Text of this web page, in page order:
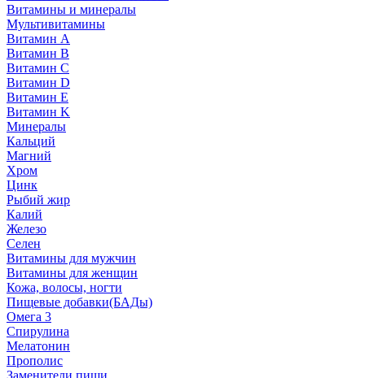
Витамины и минералы
Мультивитамины
Витамин A
Витамин B
Витамин C
Витамин D
Витамин E
Витамин K
Минералы
Кальций
Магний
Хром
Цинк
Рыбий жир
Калий
Железо
Селен
Витамины для мужчин
Витамины для женщин
Кожа, волосы, ногти
Пищевые добавки(БАДы)
Омега 3
Спирулина
Мелатонин
Прополис
Заменители пищи